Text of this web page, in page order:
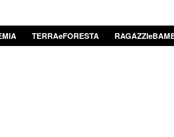
TERRAeFORESTA